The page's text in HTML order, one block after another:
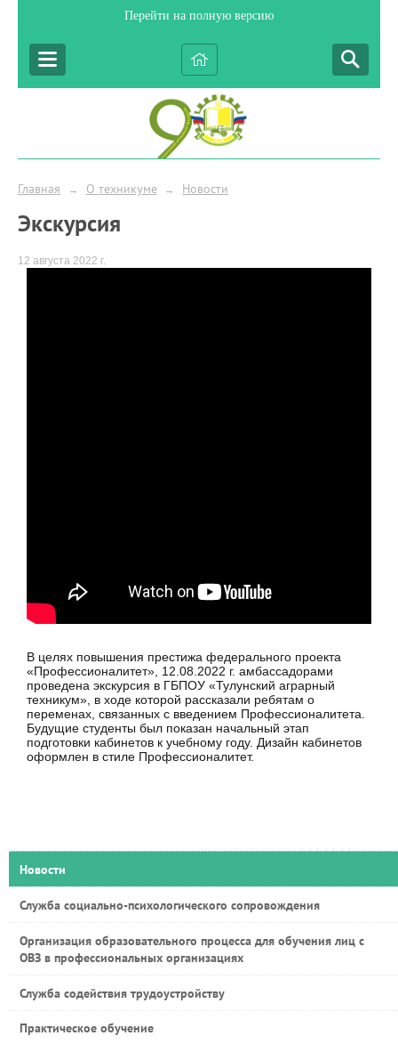
Перейти на полную версию
Главная → О техникуме → Новости
Экскурсия
12 августа 2022 г.
В целях повышения престижа федерального проекта
«Профессионалитет», 12.08.2022 г. амбассадорами
проведена экскурсия в ГБПОУ «Тулунский аграрный
техникум», в ходе которой рассказали ребятам о
переменах, связанных с введением Профессионалитета.
Будущие студенты был показан начальный этап
подготовки кабинетов к учебному году. Дизайн кабинетов
оформлен в стиле Профессионалитет.
Новости
Служба социально-психологического сопровождения
Организация образовательного процесса для обучения лиц с
ОВЗ в профессиональных организациях
Служба содействия трудоустройству
Практическое обучение